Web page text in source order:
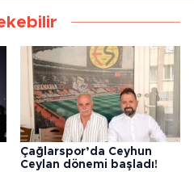
Çağlarspor’da Ceyhun
Ceylan dönemi başladı!